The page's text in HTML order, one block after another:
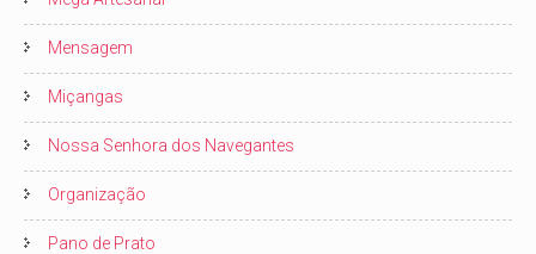
Mensagem
Miçangas
Nossa Senhora dos Navegantes
Organização
Pano de Prato